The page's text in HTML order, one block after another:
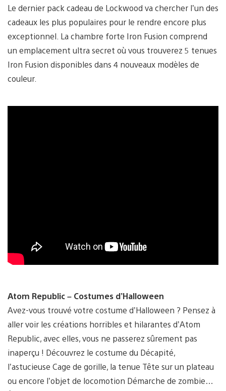
Le dernier pack cadeau de Lockwood va chercher l’un des
cadeaux les plus populaires pour le rendre encore plus
exceptionnel. La chambre forte Iron Fusion comprend
un emplacement ultra secret où vous trouverez 5 tenues
Iron Fusion disponibles dans 4 nouveaux modèles de
couleur.
Atom Republic – Costumes d’Halloween
Avez-vous trouvé votre costume d’Halloween ? Pensez à
aller voir les créations horribles et hilarantes d’Atom
Republic, avec elles, vous ne passerez sûrement pas
inaperçu ! Découvrez le costume du Décapité,
l’astucieuse Cage de gorille, la tenue Tête sur un plateau
ou encore l’objet de locomotion Démarche de zombie…